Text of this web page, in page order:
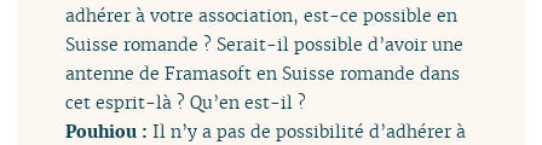
adhérer à votre association, est-ce possible en
Suisse romande ? Serait-il possible d’avoir une
antenne de Framasoft en Suisse romande dans
cet esprit-là ? Qu’en est-il ?
Pouhiou :Il n’y a pas de possibilité d’adhérer à